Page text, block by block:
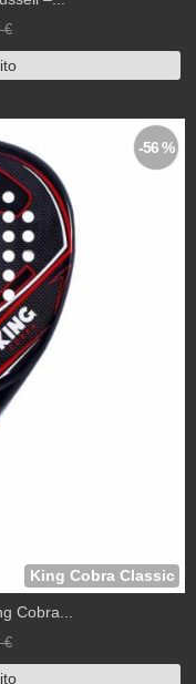
€
King Cobra Classic
-56 %
Cobra...
€